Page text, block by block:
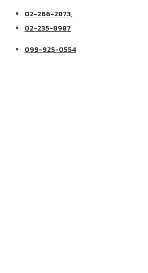
02-266-2873,
02-235-8987
099-925-0554